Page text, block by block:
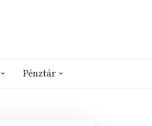
Pénztár